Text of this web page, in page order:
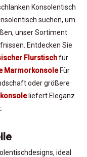
Konsolentisch
suchen, um
unser Sortiment
Entdecken Sie
Flurstischfür
MarmorkonsoleFür
oder größere
liefert Eleganz
ideal